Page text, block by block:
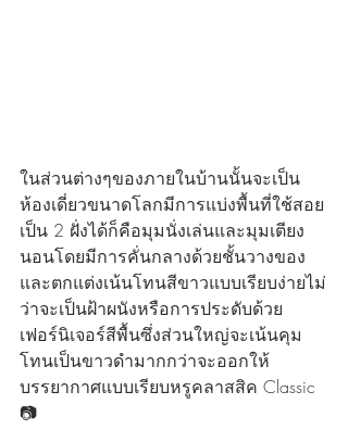
ในส่วนต่างๆของภายในบ้านนั้นจะเป็น
ห้องเดี่ยวขนาดโลกมีการแบ่งพื้นที่ใช้สอย
เป็น 2 ฝั่งได้ก็คือมุมนั่งเล่นและมุมเตียง
นอนโดยมีการคั่นกลางด้วยชั้นวางของ
และตกแต่งเน้นโทนสีขาวแบบเรียบง่ายไม่
ว่าจะเป็นฝ้าผนังหรือการประดับด้วย
เฟอร์นิเจอร์สีพื้นซึ่งส่วนใหญ่จะเน้นคุม
โทนเป็นขาวดำมากกว่าจะออกให้
บรรยากาศแบบเรียบหรูคลาสสิค Classic
📷